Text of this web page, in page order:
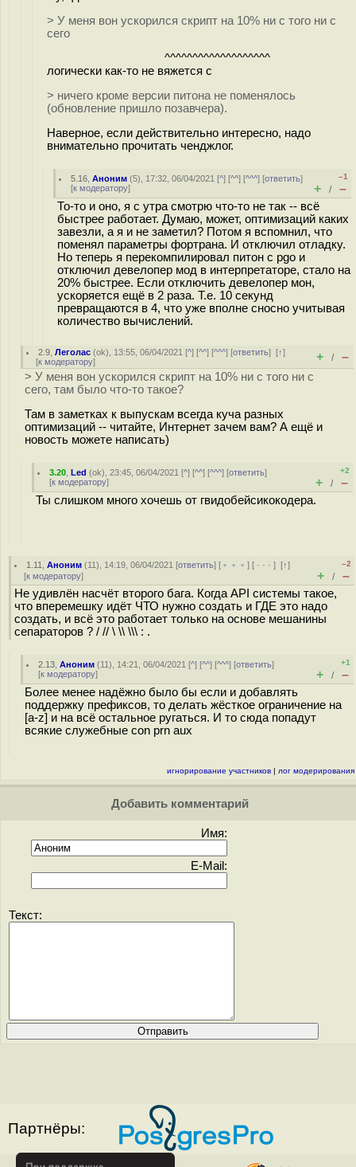
> У меня вон ускорился скрипт на 10% ни с того ни с
сего
^^^^^^^^^^^^^^^^^^^
логически как-то не вяжется с
> ничего кроме версии питона не поменялось
(обновление пришло позавчера).
Наверное, если действительно интересно, надо
внимательно прочитать ченджлог.
5.16 ,Аноним (5), 17:32, 06/04/2021 [^] [^^] [^^^] [ответить]
[к модератору]
–1
+ / –
То-то и оно, я с утра смотрю что-то не так -- всё
быстрее работает. Думаю, может, оптимизаций каких
завезли, а я и не заметил? Потом я вспомнил, что
поменял параметры фортрана. И отключил отладку.
Но теперь я перекомпилировал питон с pgo и
отключил девелопер мод в интерпретаторе, стало на
20% быстрее. Если отключить девелопер мон,
ускоряется ещё в 2 раза. Т.е. 10 секунд
превращаются в 4, что уже вполне сносно учитывая
количество вычислений.
2.9 ,Леголас (ok), 13:55, 06/04/2021 [^] [^^] [^^^] [ответить][↑]
[к модератору] + / –
> У меня вон ускорился скрипт на 10% ни с того ни с
сего, там было что-то такое?
Там в заметках к выпускам всегда куча разных
оптимизаций -- читайте, Интернет зачем вам? А ещё и
новость можете написать)
3.20 ,Led (ok), 23:45, 06/04/2021 [^] [^^] [^^^] [ответить]
[к модератору]
+2
+ / –
Ты слишком много хочешь от гвидобейсикокодера.
1.11 ,Аноним (11), 14:19, 06/04/2021 [ответить] [ ﹢﹢﹢] [ · · ·][↑]
[к модератору]
–2
+ / –
Не удивлён насчёт второго бага. Когда API системы такое,
что вперемешку идёт ЧТО нужно создать и ГДЕ это надо
создать, и всё это работает только на основе мешанины
сепараторов ? / // \ \\ \\\ : .
2.13 ,Аноним (11), 14:21, 06/04/2021 [^] [^^] [^^^] [ответить]
[к модератору]
+1
+ / –
Более менее надёжно было бы если и добавлять
поддержку префиксов, то делать жёсткое ограничение на
[a-z] и на всё остальное ругаться. И то сюда попадут
всякие служебные con prn aux
игнорирование участников | лог модерирования
Добавить комментарий
Имя:
E-Mail:
Текст:
Партнёры: